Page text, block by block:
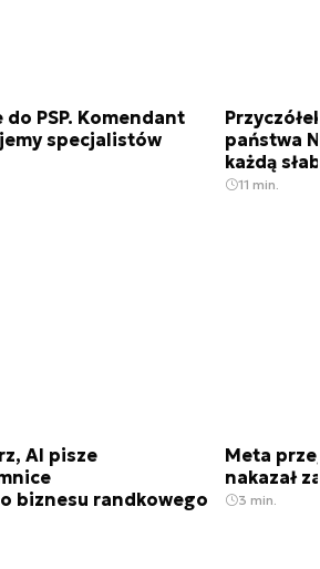
PSP. Komendant
specjalistów
państwa
każdą
11 min.
AI pisze
biznesu randkowego
Meta
nakazał
3 min.